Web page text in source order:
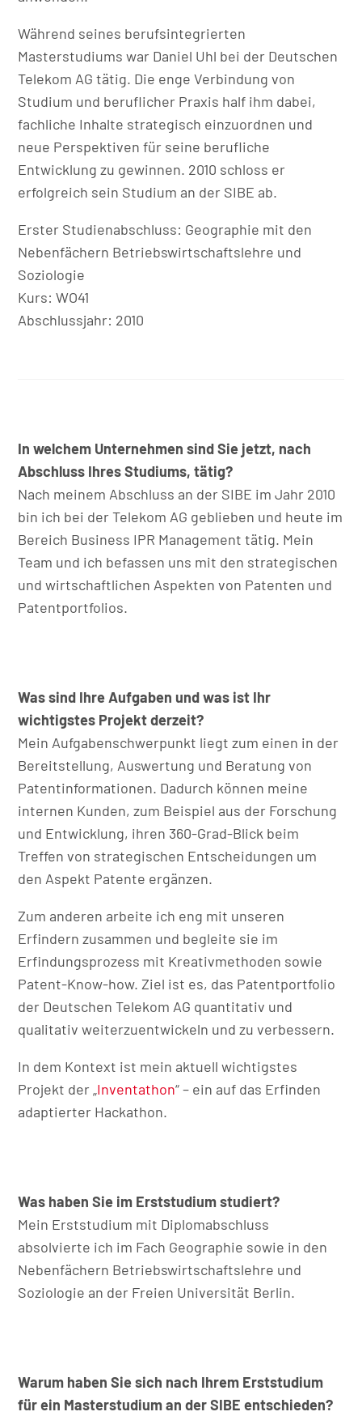
Während seines berufsintegrierten
Masterstudiums war Daniel Uhl bei der Deutschen
Telekom AG tätig. Die enge Verbindung von
Studium und beruflicher Praxis half ihm dabei,
fachliche Inhalte strategisch einzuordnen und
neue Perspektiven für seine berufliche
Entwicklung zu gewinnen. 2010 schloss er
erfolgreich sein Studium an der SIBE ab.
Erster Studienabschluss: Geographie mit den
Nebenfächern Betriebswirtschaftslehre und
Soziologie
Kurs: WO41
Abschlussjahr: 2010
In welchem Unternehmen sind Sie jetzt, nach
Abschluss Ihres Studiums, tätig?
Nach meinem Abschluss an der SIBE im Jahr 2010
bin ich bei der Telekom AG geblieben und heute im
Bereich Business IPR Management tätig. Mein
Team und ich befassen uns mit den strategischen
und wirtschaftlichen Aspekten von Patenten und
Patentportfolios.
Was sind Ihre Aufgaben und was ist Ihr
wichtigstes Projekt derzeit?
Mein Aufgabenschwerpunkt liegt zum einen in der
Bereitstellung, Auswertung und Beratung von
Patentinformationen. Dadurch können meine
internen Kunden, zum Beispiel aus der Forschung
und Entwicklung, ihren 360-Grad-Blick beim
Treffen von strategischen Entscheidungen um
den Aspekt Patente ergänzen.
Zum anderen arbeite ich eng mit unseren
Erfindern zusammen und begleite sie im
Erfindungsprozess mit Kreativmethoden sowie
Patent-Know-how. Ziel ist es, das Patentportfolio
der Deutschen Telekom AG quantitativ und
qualitativ weiterzuentwickeln und zu verbessern.
In dem Kontext ist mein aktuell wichtigstes
Projekt der „Inventathon“ – ein auf das Erfinden
adaptierter Hackathon.
Was haben Sie im Erststudium studiert?
Mein Erststudium mit Diplomabschluss
absolvierte ich im Fach Geographie sowie in den
Nebenfächern Betriebswirtschaftslehre und
Soziologie an der Freien Universität Berlin.
Warum haben Sie sich nach Ihrem Erststudium
für ein Masterstudium an der SIBE entschieden?